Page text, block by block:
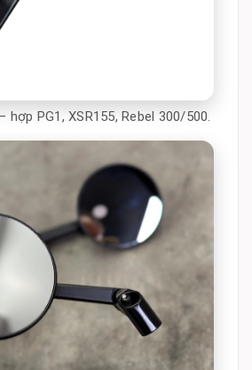
PG1, XSR155, Rebel 300/500.